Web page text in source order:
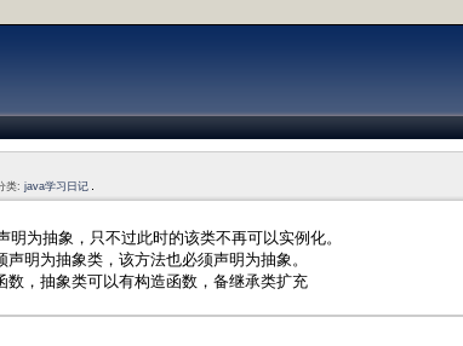
类: java学习日记
为抽象，只不过此时的该类不再可以实例化。
明为抽象类，该方法也必须声明为抽象。
，抽象类可以有构造函数，备继承类扩充